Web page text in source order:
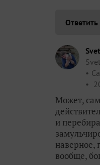
Ответить
Может,
и
наверное,
вообще,